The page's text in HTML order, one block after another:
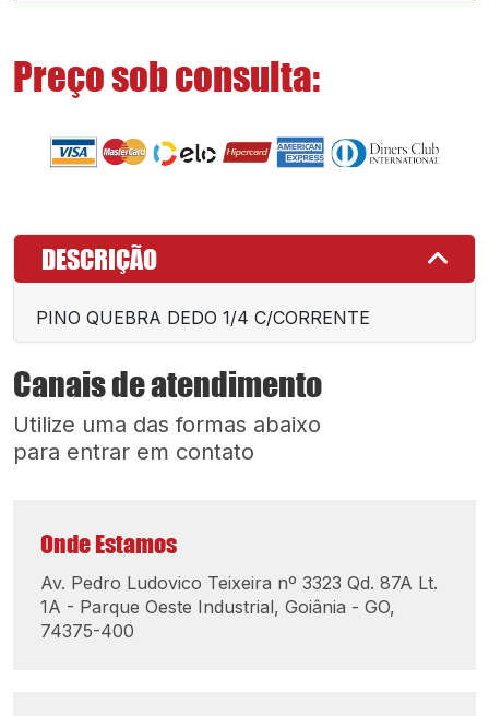
Preço sob consulta:
DESCRIÇÃO
PINO QUEBRA DEDO 1/4 C/CORRENTE
Canais de atendimento
Utilize uma das formas abaixo
para entrar em contato
Onde Estamos
Av. Pedro Ludovico Teixeira nº 3323 Qd. 87A Lt.
1A - Parque Oeste Industrial, Goiânia - GO,
74375-400